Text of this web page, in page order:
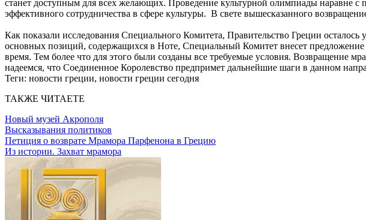
станет доступным для всех желающих. Проведение культурной олимпиады наравне
эффективного сотрудничества в сфере культуры. В свете вышесказанного
Как показали исследования Специального Комитета, Правительство Греции
основных позиций, содержащихся в Ноте, Специальный Комитет внесет
время. Тем более что для этого были созданы все требуемые условия. Возвращение
надеемся, что Соединенное Королевство предпримет дальнейшие шаги в данном
Теги: новости греции, новости греции сегодня
ТАКЖЕ ЧИТАЕТЕ
Новый музей Акрополя
Высказывания политиков
Петиция о возврате Мрамора Парфенона в Грецию
Из истории. Захват мрамора